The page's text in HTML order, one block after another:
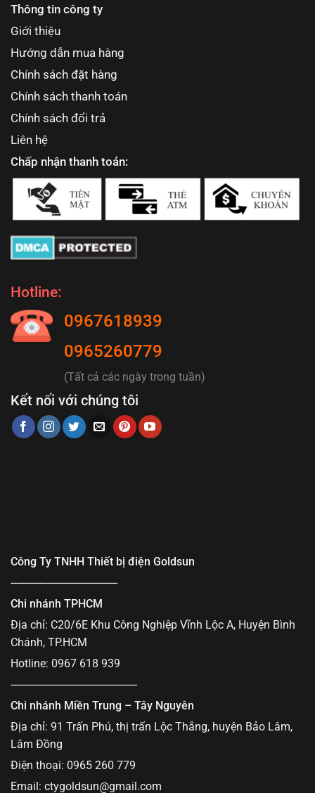
Thông tin công ty
Giới thiệu
Hướng dẫn mua hàng
Chính sách đặt hàng
Chính sách thanh toán
Chính sách đổi trả
Liên hệ
Chấp nhận thanh toán:
Hotline:
0967618939
0965260779
(Tất cả các ngày trong tuần)
Kết nối với chúng tôi
Công Ty TNHH Thiết bị điện Goldsun
--------------------------------------
Chi nhánh TPHCM
Địa chỉ: C20/6E Khu Công Nghiệp Vĩnh Lộc A, Huyện Bình
Chánh, TP.HCM
Hotline: 0967 618 939
---------------------------------------------
Chi nhánh Miền Trung – Tây Nguyên
Địa chỉ: 91 Trấn Phú, thị trấn Lộc Thắng, huyện Bảo Lâm,
Lâm Đồng
Điện thoại: 0965 260 779
Email: ctygoldsun@gmail.com